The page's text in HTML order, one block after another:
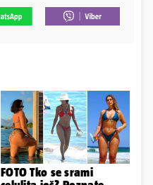
FOTO Tko se srami